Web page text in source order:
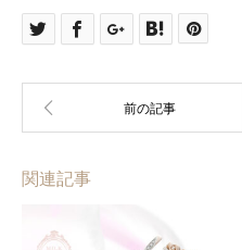
関連記事